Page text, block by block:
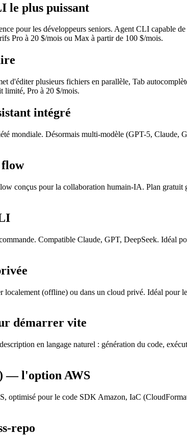
le plus puissant
pour les développeurs seniors. Agent CLI capable
Pro à 20 $/mois ou Max à partir de 100 $/mois.
plusieurs fichiers en parallèle, Tab
limité, Pro à 20 $/mois.
intégré
mondiale. Désormais multi-modèle (GPT-5,
conçus pour la collaboration humain-IA. Plan gratuit
Compatible Claude, GPT, DeepSeek. Idéal
localement (offline) ou dans un cloud privé. Idéal pour
démarrer vite
en langage naturel : génération du code,
— l'option AWS
optimisé pour le code SDK Amazon, IaC
repo